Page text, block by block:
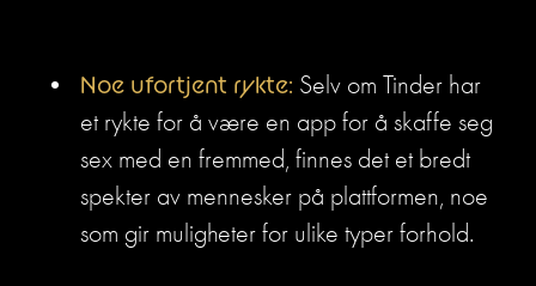
Noe ufortjent rykte: Selv om Tinder har
et rykte for å være en app for å skaffe seg
sex med en fremmed, finnes det et bredt
spekter av mennesker på plattformen, noe
som gir muligheter for ulike typer forhold.